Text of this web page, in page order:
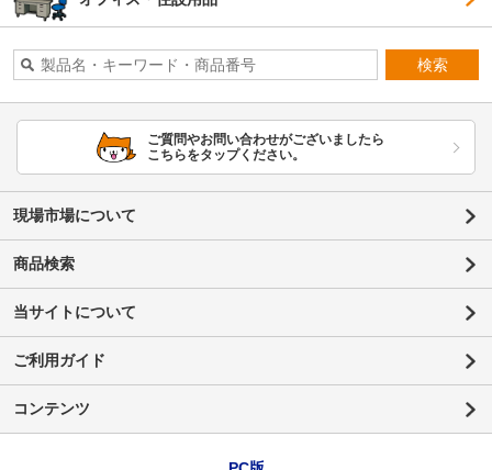
検索
ご質問やお問い合わせがございましたら
こちらをタップください。
現場市場について
商品検索
当サイトについて
ご利用ガイド
コンテンツ